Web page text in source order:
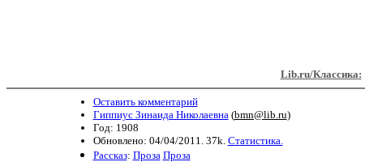
Lib.ru/Классика:
Оставить комментарий
Гиппиус Зинаида Николаевна (bmn@lib.ru)
Год: 1908
Обновлено: 04/04/2011. 37k. Статистика.
Рассказ: Проза Проза